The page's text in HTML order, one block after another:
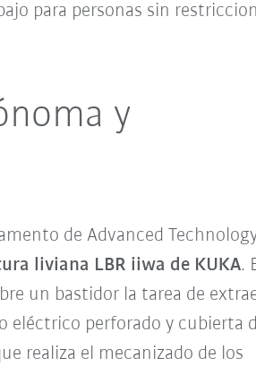
para personas sin
y
de Advanced
liviana LBR iiwa de KUKA.
un bastidor la tarea de
eléctrico perforado y cubierta
realiza el mecanizado de los